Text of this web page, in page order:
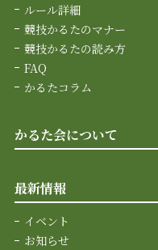
ルール詳細
競技かるたのマナー
競技かるたの読み方
FAQ
かるたコラム
かるた会について
最新情報
イベント
お知らせ